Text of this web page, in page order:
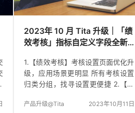
2023年 10 月 Tita 升级｜「绩
效考核」指标自定义字段全新
1.【绩效考核】考核设置页面优化升
级，应用场景更明显 所有考核设置
归类分组，找寻设置更便捷 2.【绩
线，场景支持更丰富 使用场景：1）
产品升级@Tita 2023年10月11日